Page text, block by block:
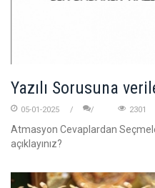
Yazılı Sorusuna
05-01-2025 2301
Atmasyon Cevaplardan
açıklayınız?